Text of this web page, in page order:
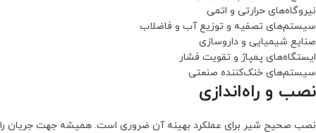
نیروگاه‌های حرارتی و اتمی
سیستم‌های تصفیه و توزیع آب و فاضلاب
صنایع شیمیایی و داروسازی
ایستگاه‌های پمپاژ و تقویت فشار
سیستم‌های خنک‌کننده صنعتی
نصب و راه‌اندازی
نصب صحیح شیر برای عملکرد بهینه آن ضروری است. همیشه جهت جریان را